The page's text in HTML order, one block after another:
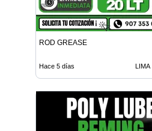
ROD GREASE
Hace 5 días LIMA